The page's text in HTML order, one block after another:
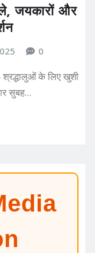
जयकारों और
0
के लिए खुशी
सुबह…